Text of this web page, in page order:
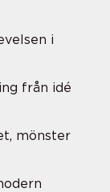
i
från idé
mönster